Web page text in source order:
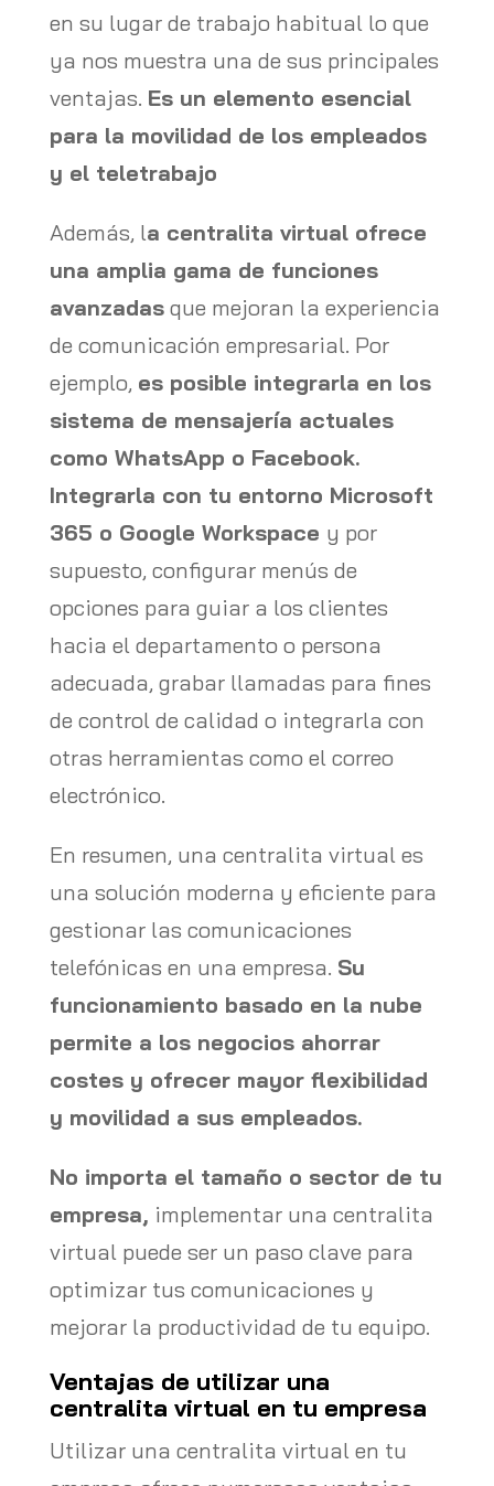
en su lugar de trabajo habitual lo que
ya nos muestra una de sus principales
ventajas. Es un elemento esencial
para la movilidad de los empleados
y el teletrabajo
Además, la centralita virtual ofrece
una amplia gama de funciones
avanzadasque mejoran la experiencia
de comunicación empresarial. Por
ejemplo, es posible integrarla en los
sistema de mensajería actuales
como WhatsApp o Facebook.
Integrarla con tu entorno Microsoft
365 o Google Workspace y por
supuesto, configurar menús de
opciones para guiar a los clientes
hacia el departamento o persona
adecuada, grabar llamadas para fines
de control de calidad o integrarla con
otras herramientas como el correo
electrónico.
En resumen, una centralita virtual es
una solución moderna y eficiente para
gestionar las comunicaciones
telefónicas en una empresa. Su
funcionamiento basado en la nube
permite a los negocios ahorrar
costes y ofrecer mayor flexibilidad
y movilidad a sus empleados.
No importa el tamaño o sector de tu
empresa, implementar una centralita
virtual puede ser un paso clave para
optimizar tus comunicaciones y
mejorar la productividad de tu equipo.
Ventajas de utilizar una
centralita virtual en tu empresa
Utilizar una centralita virtual en tu